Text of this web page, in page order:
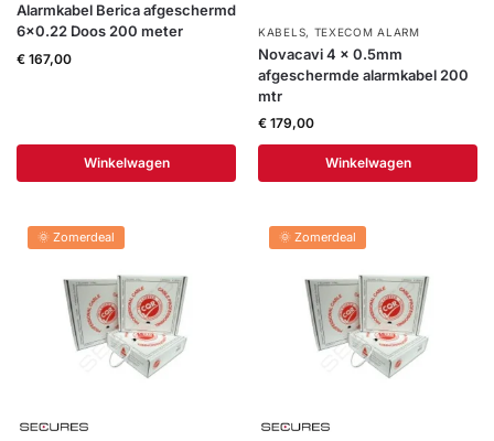
Alarmkabel Berica afgeschermd
6×0.22 Doos 200 meter
€ 167,00
Winkelwagen
KABELS, TEXECOM ALARM
Novacavi 4 x 0.5mm
afgeschermde alarmkabel 200
mtr
€ 179,00
Winkelwagen
🌞 Zomerdeal 🌞 Zomerdeal